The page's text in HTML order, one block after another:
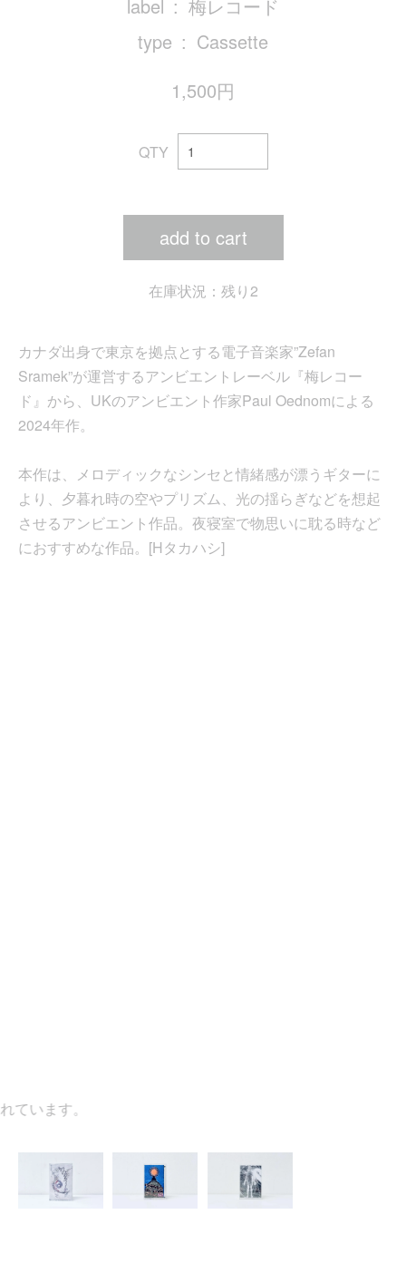
label
梅レコード
type
Cassette
1,500円
QTY
add to cart
在庫状況：残り2
カナダ出身で東京を拠点とする電子音楽家”Zefan
Sramek”が運営するアンビエントレーベル『梅レコー
ド』から、UKのアンビエント作家Paul Oednomによる
2024年作。
本作は、メロディックなシンセと情緒感が漂うギターに
より、夕暮れ時の空やプリズム、光の揺らぎなどを想起
させるアンビエント作品。夜寝室で物思いに耽る時など
におすすめな作品。[Hタカハシ]
います。